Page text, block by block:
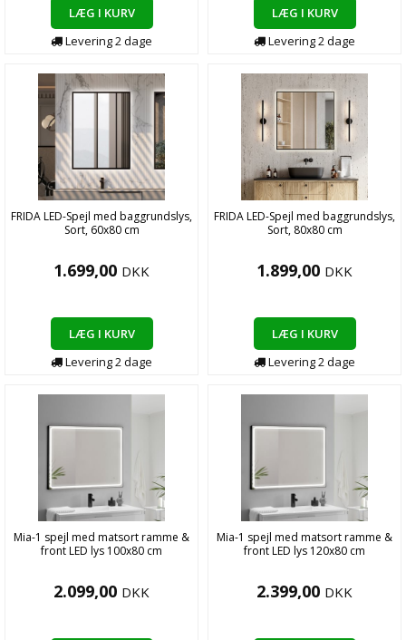
LÆG I KURV
Levering2dage
LÆG I KURV
Levering2dage
FRIDA LED-Spejl med baggrundslys,
Sort, 60x80 cm
1.699,00 DKK
LÆG I KURV
Levering2dage
FRIDA LED-Spejl med baggrundslys,
Sort, 80x80 cm
1.899,00 DKK
LÆG I KURV
Levering2dage
Mia-1 spejl med matsort ramme &
front LED lys 100x80 cm
2.099,00 DKK
Mia-1 spejl med matsort ramme &
front LED lys 120x80 cm
2.399,00 DKK